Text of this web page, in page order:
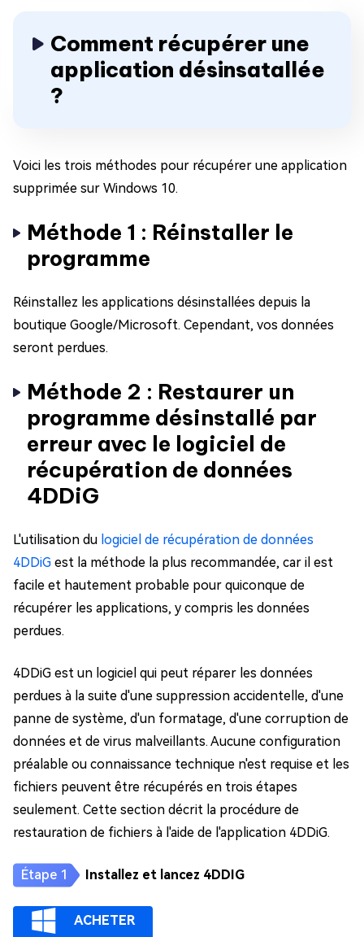
Comment récupérer une
application désinsatallée
?
Voici les trois méthodes pour récupérer une application
supprimée sur Windows 10.
Méthode 1 : Réinstaller le
programme
Réinstallez les applications désinstallées depuis la
boutique Google/Microsoft. Cependant, vos données
seront perdues.
Méthode 2 : Restaurer un
programme désinstallé par
erreur avec le logiciel de
récupération de données
4DDiG
L'utilisation du logiciel de récupération de données
4DDiG est la méthode la plus recommandée, car il est
facile et hautement probable pour quiconque de
récupérer les applications, y compris les données
perdues.
4DDiG est un logiciel qui peut réparer les données
perdues à la suite d'une suppression accidentelle, d'une
panne de système, d'un formatage, d'une corruption de
données et de virus malveillants. Aucune configuration
préalable ou connaissance technique n'est requise et les
fichiers peuvent être récupérés en trois étapes
seulement. Cette section décrit la procédure de
restauration de fichiers à l'aide de l'application 4DDiG.
Installez et lancez 4DDIG
ACHETER